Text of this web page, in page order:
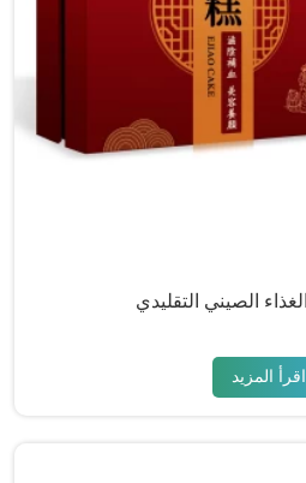
اقرأ المزيد